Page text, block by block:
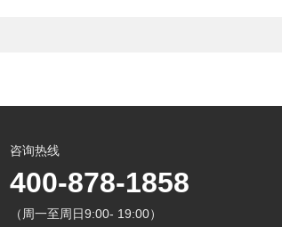
咨询热线
400-878-1858
（周一至周日9:00- 19:00）